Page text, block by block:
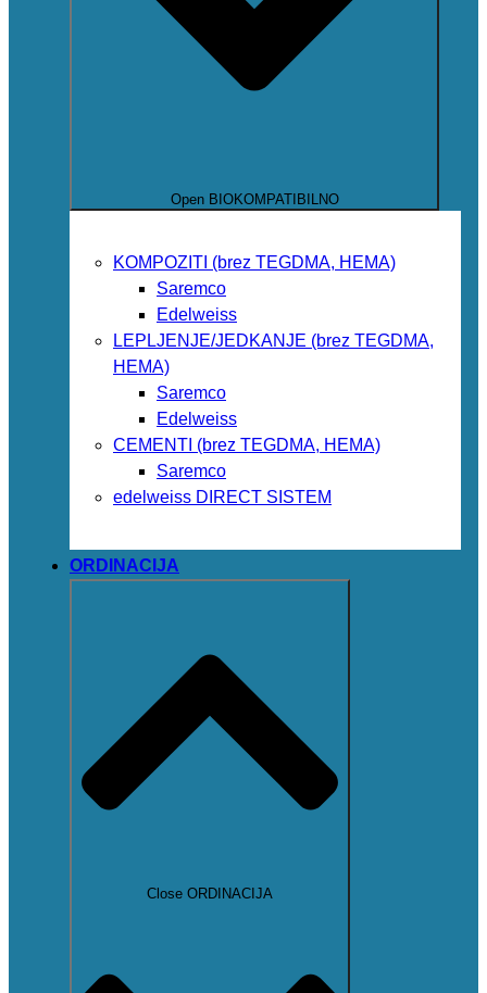
Open BIOKOMPATIBILNO
KOMPOZITI (brez TEGDMA, HEMA)
Saremco
Edelweiss
LEPLJENJE/JEDKANJE (brez TEGDMA,
HEMA)
Saremco
Edelweiss
CEMENTI (brez TEGDMA, HEMA)
Saremco
edelweiss DIRECT SISTEM
ORDINACIJA
Close ORDINACIJA